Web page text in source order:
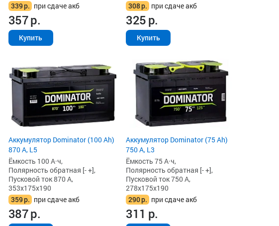
339р. при сдаче акб
357р.
Купить
308р. при сдаче акб
325р.
Купить
Аккумулятор Dominator (100 Ah)
870 А, L5
Ёмкость 100 А·ч,
Полярность обратная [- +],
Пусковой ток 870 А,
353x175x190
359р. при сдаче акб
387р.
Аккумулятор Dominator (75 Ah)
750 А, L3
Ёмкость 75 А·ч,
Полярность обратная [- +],
Пусковой ток 750 А,
278x175x190
290р. при сдаче акб
311 р.